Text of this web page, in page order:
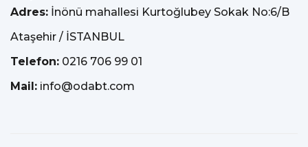
Adres: İnönü mahallesi Kurtoğlubey Sokak No:6/B
Ataşehir / İSTANBUL
Telefon: 0216 706 99 01
Mail: info@odabt.com